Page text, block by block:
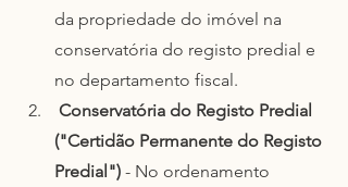
da propriedade do imóvel na
conservatória do registo predial e
no departamento fiscal.
Conservatória do Registo Predial
("Certidão Permanente do Registo
Predial") - No ordenamento